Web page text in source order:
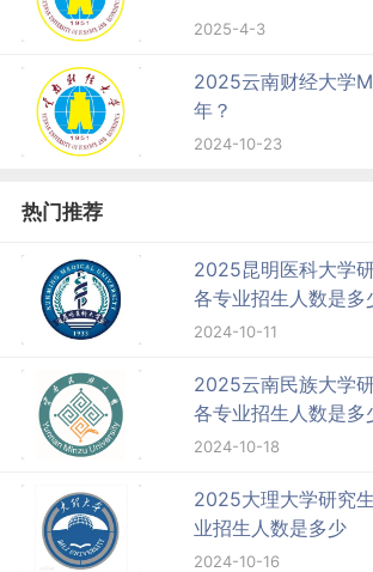
2025-4-3
2025云南财经大学
年？
2024-10-23
热门推荐
2025昆明医科大学
各专业招生人数是多
2024-10-11
2025云南民族大学
各专业招生人数是多
2024-10-18
2025大理大学研究
业招生人数是多少
2024-10-16